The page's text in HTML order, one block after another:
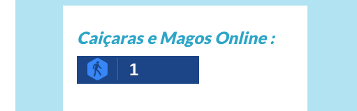
Caiçaras e Magos Online :
1